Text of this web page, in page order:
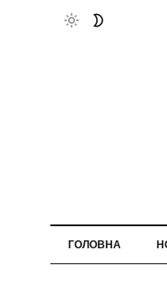
ГОЛОВНА